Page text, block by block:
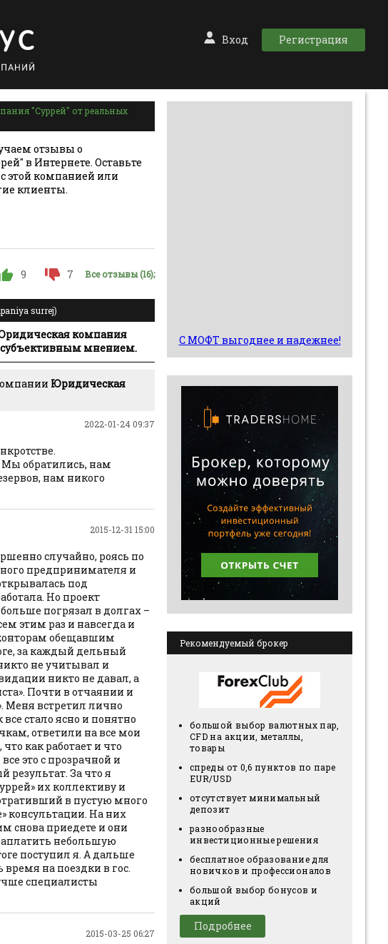
Вход Регистрация
"Суррей" от реальных
отзывы о
в Интернете. Оставьте
этой компанией или
клиенты.
9 7 Все отзывы (16);
surrej)
компания
субъективным мнением.
Юридическая
2022-01-24 09:37
Мы обратились, нам
нам никого
2015-12-31 15:00
случайно, роясь по
предпринимателя и
под
Но проект
погрязал в долгах –
этим раз и навсегда и
обещавшим
за каждый дельный
не учитывал и
никто не давал, а
Почти в отчаянии и
Меня встретил лично
стало ясно и понятно
ответили на все мои
как работает и что
это с прозрачной и
За что я
их коллективу и
в пустую много
консультации. На них
снова приедете и они
небольшую
поступил я. А дальше
на поездки в гос.
специалисты
2015-03-25 06:27
С МОФТ выгоднее и надежнее!
Рекомендуемый брокер
большой выбор валютных пар,
CFD на акции, металлы,
товары
спреды от 0,6 пунктов по паре
EUR/USD
отсутствует минимальный
депозит
разнообразные
инвестиционные решения
бесплатное образование для
новичков и профессионалов
большой выбор бонусов и
акций
Подробнее